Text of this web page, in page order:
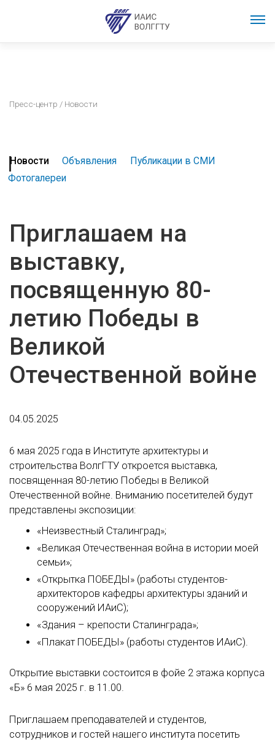
Пресс-центр / Новости
Новости Объявления
Публикации в СМИ
Фотогалереи
Приглашаем на
выставку,
посвященную 80-
летию Победы в
Великой
Отечественной войне
04.05.2025
6 мая 2025 года в Институте архитектуры и
строительства ВолгГТУ откроется выставка,
посвященная 80-летию Победы в Великой
Отечественной войне. Вниманию посетителей будут
представлены экспозиции:
«Неизвестный Сталинград»;
«Великая Отечественная война в истории моей
семьи»;
«Открытка ПОБЕДЫ» (работы студентов-
архитекторов кафедры архитектуры зданий и
сооружений ИАиС);
«Здания – крепости Сталинграда»;
«Плакат ПОБЕДЫ» (работы студентов ИАиС).
Открытие выставки состоится в фойе 2 этажа корпуса
«Б» 6 мая 2025 г. в 11.00.
Приглашаем преподавателей и студентов,
сотрудников и гостей нашего института посетить